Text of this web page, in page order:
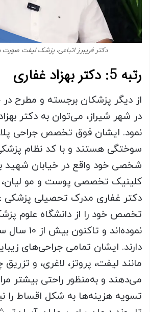
دکتر فریبرز اتباعی، پزشک لیفت صورت
رتبه 5: دکتر بهزاد غفاری
از دیگر پزشکان برجسته و مطرح
در شهر شیراز، می‌توان به دکتر
نمود. ایشان فوق تخصص جراحی
شخصی خود واقع در خیابان شهید
کلینیک تخصصی پوست و مو لیان،
دکتر غفاری مدرک تحصیلی پزشکی
تخصص خود را از دانشگاه علوم
نموده‌اند و
دارند. ایشان تمامی جراحی‌های
مانند لیفت، پروتز، لاغری، و تزریق
می‌دهند و به‌منظور راحتی بیشتر
تسویه هزینه‌ها به شکل اقساط را